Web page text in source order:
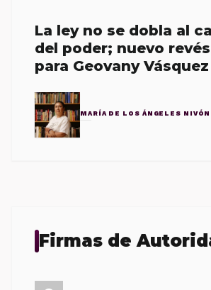
La ley no se dobla al
del poder; nuevo
para Geovany Vásquez
MARÍA DE LOS ÁNGELES NIVÓN
Firmas de